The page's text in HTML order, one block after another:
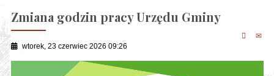
Zmiana godzin pracy Urzędu Gminy
wtorek, 23 czerwiec 2026 09:26